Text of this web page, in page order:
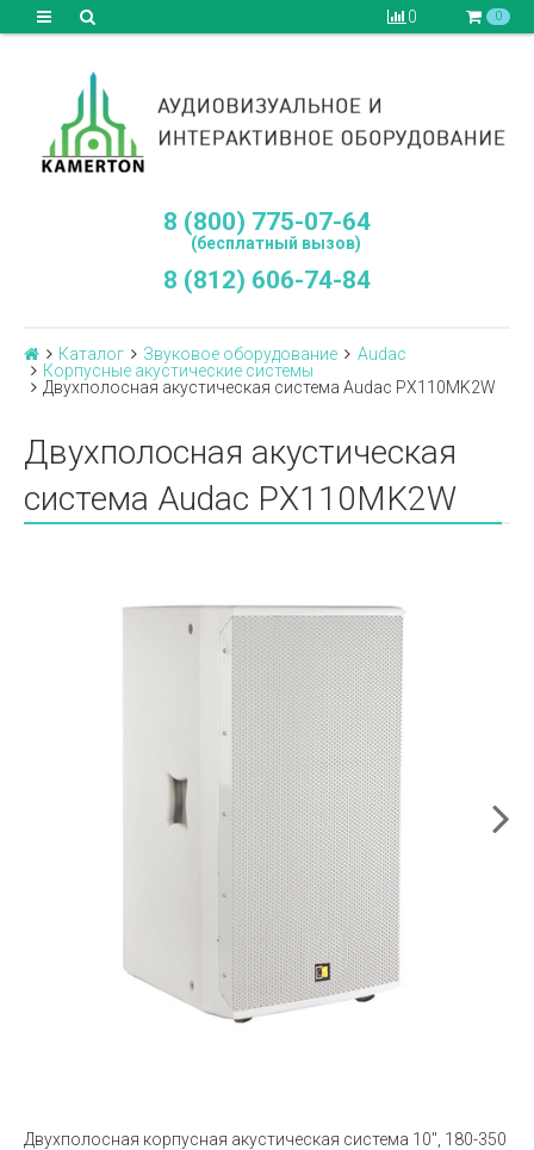
0 0
8 (800) 775-07-64
(бесплатный вызов)
8 (812) 606-74-84
Каталог Звуковое оборудование
Audac
Корпусные акустические системы
Двухполосная акустическая система Audac PX110MK2W
Двухполосная акустическая
система Audac PX110MK2W
Двухполосная корпусная акустическая система 10'', 180-350